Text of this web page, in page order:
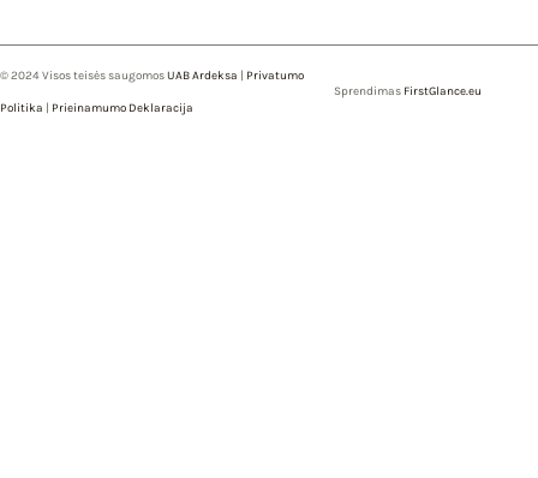
© 2024 Visos teisės saugomosUAB Ardeksa | Privatumo
Politika | Prieinamumo Deklaracija
Sprendimas FirstGlance.eu